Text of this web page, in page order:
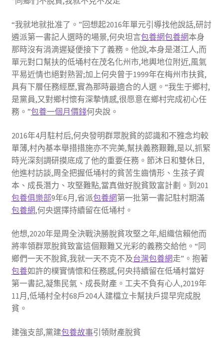
“我就地就批准了。”回想起2016年單元引導找他說話,研討
遴派第一書記人選時的場景,何央坦言包養網包養網本身
那時沒有涓滴遲疑便接下了義務。他說,本身是湛江人,而
單元對口幫扶的低埇村在茂名化州市,地輿地位附近,風氣
平易近情也絕對熟習;加上何央曾于1999年在梅州市扶貧,
具有下層任務經歷,實為那時最適合的人選。“我生于鄉村,
是黨員,又對鄉村懷有深摯情感,很愿意在鄉村完成初心任
務。”包養一個月價錢何央說。
2016年4月駐村后,何央發明群眾脫貧的認識和不雅念均較
單薄,村內基本舉措措施亦不完美,幫扶義務艱難,是以,抓緊
時光深刻調研摸底成了他的重要任務。節沐日和雙休日,
他進村訪談,周全把握低埇村的貧苦生齒情形、生孩子資
本、成長潛力、攻堅難點,當真做好脫貧致富計劃。到201
包養俱樂部9年6月,省派包養網第一批第一書記駐村期滿
包養網,何央選擇持續留在低埇村。
他想,2020年是周全決戰決勝脫貧攻堅之年,組織信賴他而
將率領群眾脫貧致富這個艱難又光彩的義務交給他。“同
鄉們一天不脫貧,我就一天不克不及台灣包養網走”。抱著
包養如許的樸實情懷和任務感,何央持續留在低埇村當好
第一書記,凝集民氣、成長財產。工夫不負有心人,2019年
11月,低埇村全村68戶204人建檔立卡幫扶戶提早完成脫
貧。
建強支部,黨建包養故事引領財產脫貧